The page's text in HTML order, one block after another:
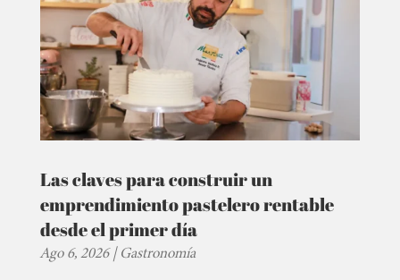
Las claves para construir un
emprendimiento pastelero rentable
desde el primer día
Ago 6, 2026|Gastronomía